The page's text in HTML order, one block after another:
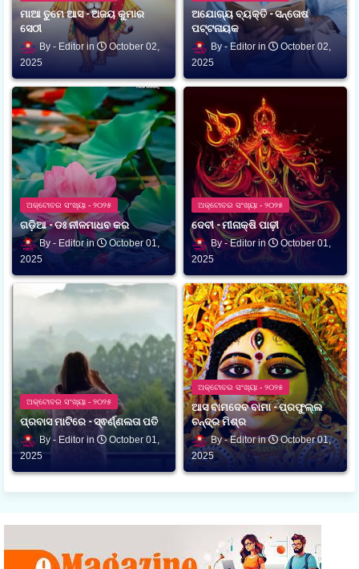
ମାଆ ତୁମେ ଆସ - ଅଜୟ କୁମାର
ସେଠୀ
Editor
October 02,
2025
ଅଯୋଗ୍ୟ ବ୍ୟକ୍ତି - ସନ୍ତୋଷ
ପଟ୍ଟନାୟକ
Editor
October 02,
2025
ଅକ୍ଟୋବର ସଂଖ୍ୟା - ୨୦୨୫
ଗଡ଼ିଆ - ଡଃ ନୀଳମାଧବ କର
Editor
October 01,
2025
ଅକ୍ଟୋବର ସଂଖ୍ୟା - ୨୦୨୫
ଦେବୀ - ମୀନାକ୍ଷି ପାଢ଼ୀ
Editor
October 01,
2025
ଅକ୍ଟୋବର ସଂଖ୍ୟା - ୨୦୨୫
ପ୍ରବାସ ମାଟିରେ - ସ୍ଵର୍ଣ୍ଣଲତା ପତି
Editor
October 01,
2025
ଅକ୍ଟୋବର ସଂଖ୍ୟା - ୨୦୨୫
ଆସ ବାମଦେବ ବାମା - ପ୍ରଫୁଲ୍ଲ
ଚନ୍ଦ୍ର ମିଶ୍ର
Editor
October 01,
2025